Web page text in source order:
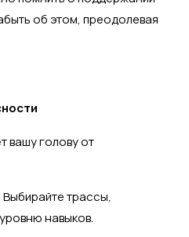
об этом, преодолевая
вашу голову от
Выбирайте трассы,
навыков.